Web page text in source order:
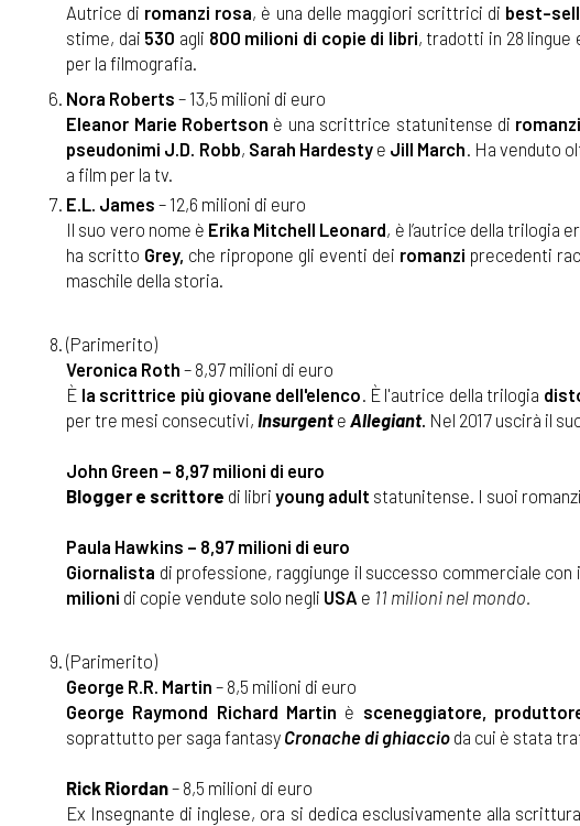
Autrice di romanzi rosa, è una delle maggiori scrittrici di best-
stime, dai 530 agli 800 milioni di copie di libri, tradotti in 28
per la filmografia.
Nora Roberts– 13,5 milioni di euro
Eleanor Marie Robertson è una scrittrice statunitense di
pseudonimi J.D. Robb, Sarah Hardestye Jill March . Ha venduto
a film per la tv.
E.L. James– 12,6 milioni di euro
Il suo vero nome è Erika Mitchell Leonard, è l’autrice della trilogia
ha scritto Grey, che ripropone gli eventi dei romanzi precedenti
maschile della storia.
(Parimerito)
Veronica Roth – 8,97 milioni di euro
È la scrittrice più giovane dell'elenco. È l'autrice della trilogia
per tre mesi consecutivi,Insurgente Allegiant. Nel 2017 uscirà il
John Green – 8,97 milioni di euro
Blogger e scrittore di libriyoung adult statunitense. I suoi
Paula Hawkins – 8,97 milioni di euro
Giornalista di professione, raggiunge il successo commerciale con
milioni di copie vendute solo negli USA e 11 milioni nel mondo.
(Parimerito)
George R.R. Martin– 8,5 milioni di euro
George Raymond Richard Martin è sceneggiatore,
soprattutto per saga fantasy Cronache di ghiaccio da cui è stata
Rick Riordan– 8,5 milioni di euro
Ex Insegnante di inglese, ora si dedica esclusivamente alla